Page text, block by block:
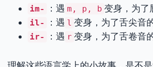
im- ：遇 m, p, b 变身，为了
il- ：遇 l 变身，为了舌尖音
ir- ：遇 r 变身，为了舌卷音